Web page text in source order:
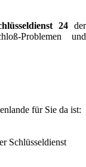
24der
Problemen und
für Sie da ist:
Schlüsseldienst